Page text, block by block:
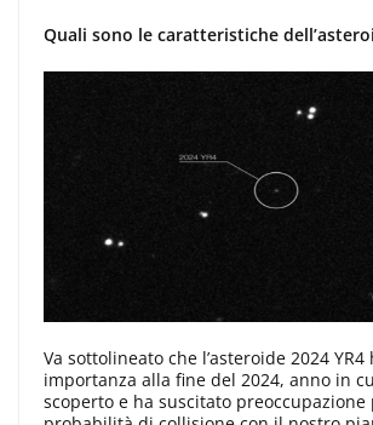
Quali sono le caratteristiche
Va sottolineato che l’asteroide 2024
importanza alla fine del 2024, anno in
scoperto e ha suscitato preoccupazione